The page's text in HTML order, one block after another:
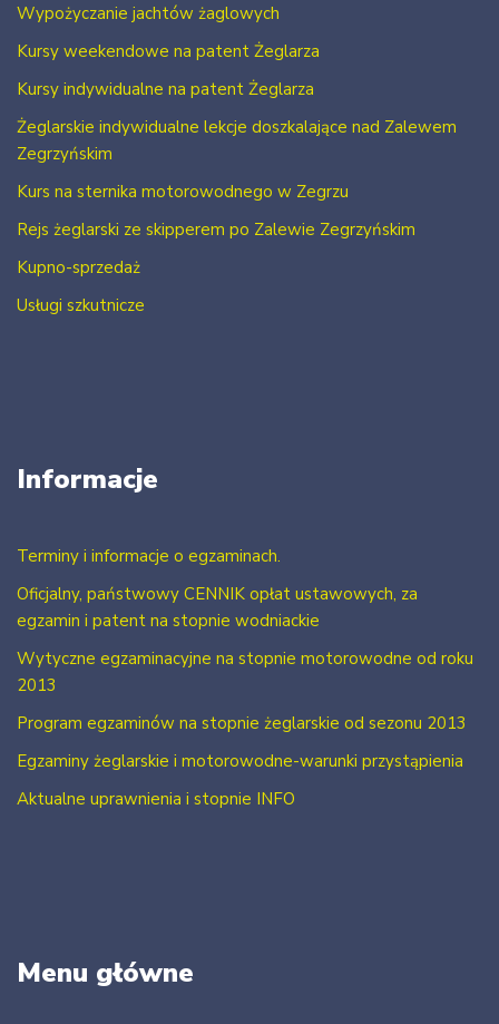
Wypożyczanie jachtów żaglowych
Kursy weekendowe na patent Żeglarza
Kursy indywidualne na patent Żeglarza
Żeglarskie indywidualne lekcje doszkalające nad Zalewem
Zegrzyńskim
Kurs na sternika motorowodnego w Zegrzu
Rejs żeglarski ze skipperem po Zalewie Zegrzyńskim
Kupno-sprzedaż
Usługi szkutnicze
Informacje
Terminy i informacje o egzaminach.
Oficjalny, państwowy CENNIK opłat ustawowych, za
egzamin i patent na stopnie wodniackie
Wytyczne egzaminacyjne na stopnie motorowodne od roku
2013
Program egzaminów na stopnie żeglarskie od sezonu 2013
Egzaminy żeglarskie i motorowodne-warunki przystąpienia
Aktualne uprawnienia i stopnie INFO
Menu główne